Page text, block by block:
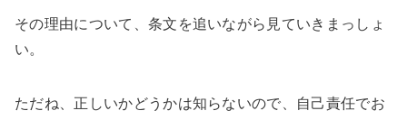
その理由について、条文を追いながら見ていきまっしょ
い。
ただね、正しいかどうかは知らないので、自己責任でお